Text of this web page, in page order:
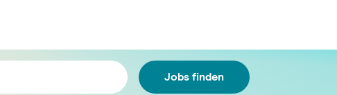
Jobs finden